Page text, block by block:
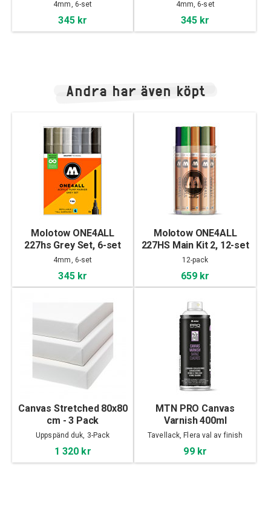
4mm, 6-set
345 kr
4mm, 6-set
345 kr
Andra har även köpt
Molotow ONE4ALL
227hs Grey Set, 6-set
4mm, 6-set
345 kr
Molotow ONE4ALL
227HS Main Kit 2, 12-set
12-pack
659 kr
Canvas Stretched 80x80
cm - 3 Pack
Uppspänd duk, 3-Pack
1 320 kr
MTN PRO Canvas
Varnish 400ml
Tavellack, Flera val av finish
99 kr